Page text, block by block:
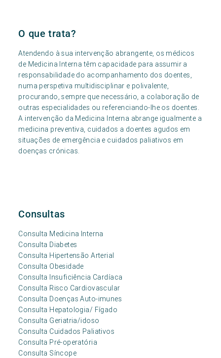
O que trata?
Atendendo à sua intervenção abrangente, os médicos
de Medicina Interna têm capacidade para assumir a
responsabilidade do acompanhamento dos doentes,
numa perspetiva multidisciplinar e polivalente,
procurando, sempre que necessário, a colaboração de
outras especialidades ou referenciando-lhe os doentes.
A intervenção da Medicina Interna abrange igualmente a
medicina preventiva, cuidados a doentes agudos em
situações de emergência e cuidados paliativos em
doenças crónicas.
Consultas
Consulta Medicina Interna
Consulta Diabetes
Consulta Hipertensão Arterial
Consulta Obesidade
Consulta Insuficiência Cardíaca
Consulta Risco Cardiovascular
Consulta Doenças Auto-imunes
Consulta Hepatologia/ Fígado
Consulta Geriatria/idoso
Consulta Cuidados Paliativos
Consulta Pré-operatória
Consulta Síncope